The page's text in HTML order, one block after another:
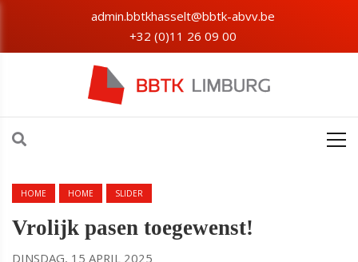
admin.bbtkhasselt@bbtk-abvv.be
+32 (0)11 26 09 00
HOME HOME SLIDER
Vrolijk pasen toegewenst!
DINSDAG, 15 APRIL 2025